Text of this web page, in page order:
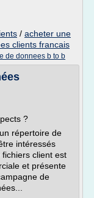
/ acheter une
clients francais
de donnees b to b
?
répertoire de
intéressés
client est
et présente
de